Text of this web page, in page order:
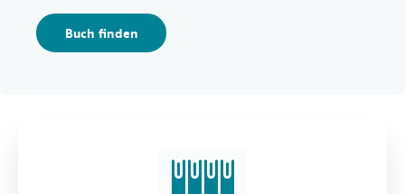
Buch finden